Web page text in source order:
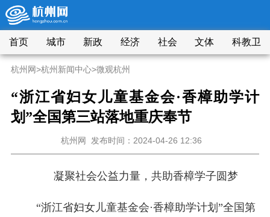
首页 城市 新政 经济 社会 文体 科教卫
杭州网>杭州新闻中心>微观杭州
“浙江省妇女儿童基金会·香樟助学计
划”全国第三站落地重庆奉节
杭州网 发布时间：2024-04-26 12:36
凝聚社会公益力量，共助香樟学子圆梦
“浙江省妇女儿童基金会·香樟助学计划”全国第